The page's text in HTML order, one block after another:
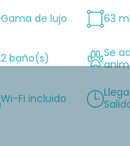
Gama de lujo 63
2 baño(s)
Se
Wi-Fi incluido